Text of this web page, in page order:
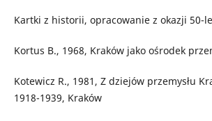
Kartki z historii, opracowanie z okazji 50-
Kortus B., 1968, Kraków jako ośrodek
Kotewicz R., 1981, Z dziejów przemysłu
1918-1939, Kraków